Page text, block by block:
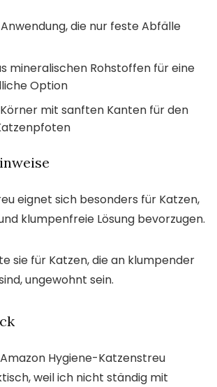
die nur feste Abfälle
mineralischen Rohstoffen für eine
Option
mit sanften Kanten für den
eignet sich besonders für Katzen,
klumpenfreie Lösung bevorzugen.
sie für Katzen, die an klumpender
ungewohnt sein.
Hygiene-Katzenstreu
weil ich nicht ständig mit